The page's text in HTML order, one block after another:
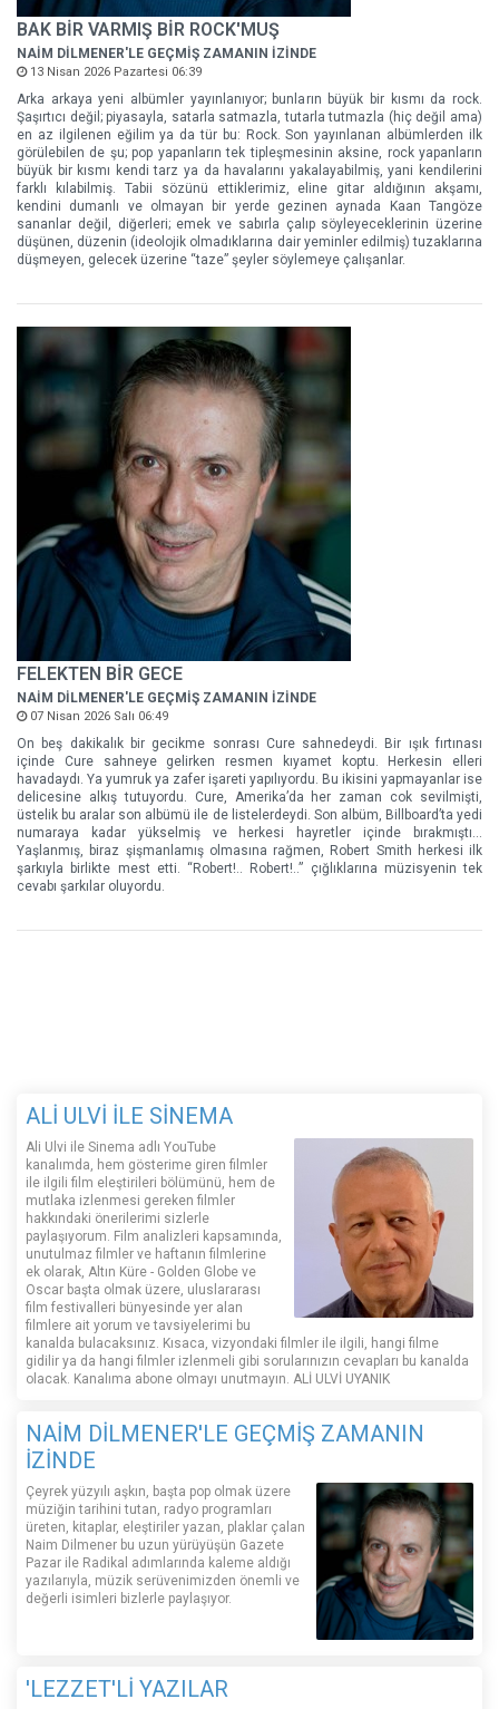
BAK BİR VARMIŞ BİR ROCK'MUŞ
NAİM DİLMENER'LE GEÇMİŞ ZAMANIN İZİNDE
13 Nisan 2026 Pazartesi 06:39
Arka arkaya yeni albümler yayınlanıyor; bunların büyük bir kısmı da rock.
Şaşırtıcı değil; piyasayla, satarla satmazla, tutarla tutmazla (hiç değil ama)
en az ilgilenen eğilim ya da tür bu: Rock. Son yayınlanan albümlerden ilk
görülebilen de şu; pop yapanların tek tipleşmesinin aksine, rock yapanların
büyük bir kısmı kendi tarz ya da havalarını yakalayabilmiş, yani kendilerini
farklı kılabilmiş. Tabii sözünü ettiklerimiz, eline gitar aldığının akşamı,
kendini dumanlı ve olmayan bir yerde gezinen aynada Kaan Tangöze
sananlar değil, diğerleri; emek ve sabırla çalıp söyleyeceklerinin üzerine
düşünen, düzenin (ideolojik olmadıklarına dair yeminler edilmiş) tuzaklarına
düşmeyen, gelecek üzerine “taze” şeyler söylemeye çalışanlar.
FELEKTEN BİR GECE
NAİM DİLMENER'LE GEÇMİŞ ZAMANIN İZİNDE
07 Nisan 2026 Salı 06:49
On beş dakikalık bir gecikme sonrası Cure sahnedeydi. Bir ışık fırtınası
içinde Cure sahneye gelirken resmen kıyamet koptu. Herkesin elleri
havadaydı. Ya yumruk ya zafer işareti yapılıyordu. Bu ikisini yapmayanlar ise
delicesine alkış tutuyordu. Cure, Amerika’da her zaman cok sevilmişti,
üstelik bu aralar son albümü ile de listelerdeydi. Son albüm, Billboard’ta yedi
numaraya kadar yükselmiş ve herkesi hayretler içinde bırakmıştı…
Yaşlanmış, biraz şişmanlamış olmasına rağmen, Robert Smith herkesi ilk
şarkıyla birlikte mest etti. “Robert!.. Robert!..” çığlıklarına müzisyenin tek
cevabı şarkılar oluyordu.
ALİ ULVİ İLE SİNEMA
Ali Ulvi ile Sinema adlı YouTube
kanalımda, hem gösterime giren filmler
ile ilgili film eleştirileri bölümünü, hem de
mutlaka izlenmesi gereken filmler
hakkındaki önerilerimi sizlerle
paylaşıyorum. Film analizleri kapsamında,
unutulmaz filmler ve haftanın filmlerine
ek olarak, Altın Küre - Golden Globe ve
Oscar başta olmak üzere, uluslararası
film festivalleri bünyesinde yer alan
filmlere ait yorum ve tavsiyelerimi bu
kanalda bulacaksınız. Kısaca, vizyondaki filmler ile ilgili, hangi filme
gidilir ya da hangi filmler izlenmeli gibi sorularınızın cevapları bu kanalda
olacak. Kanalıma abone olmayı unutmayın. ALİ ULVİ UYANIK
NAİM DİLMENER'LE GEÇMİŞ ZAMANIN
İZİNDE
Çeyrek yüzyılı aşkın, başta pop olmak üzere
müziğin tarihini tutan, radyo programları
üreten, kitaplar, eleştiriler yazan, plaklar çalan
Naim Dilmener bu uzun yürüyüşün Gazete
Pazar ile Radikal adımlarında kaleme aldığı
yazılarıyla, müzik serüvenimizden önemli ve
değerli isimleri bizlerle paylaşıyor.
'LEZZET'Lİ YAZILAR